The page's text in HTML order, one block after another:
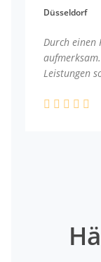
Düsseldorf
Durch einen
Leistungen